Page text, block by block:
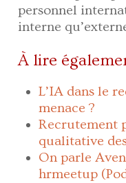
personnel
interne
À lire
L’IA dans le
menace ?
Recrutement
qualitative
On parle
hrmeetup